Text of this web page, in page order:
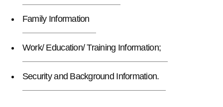
Family Information
Work/ Education/ Training Information;
Security and Background Information.